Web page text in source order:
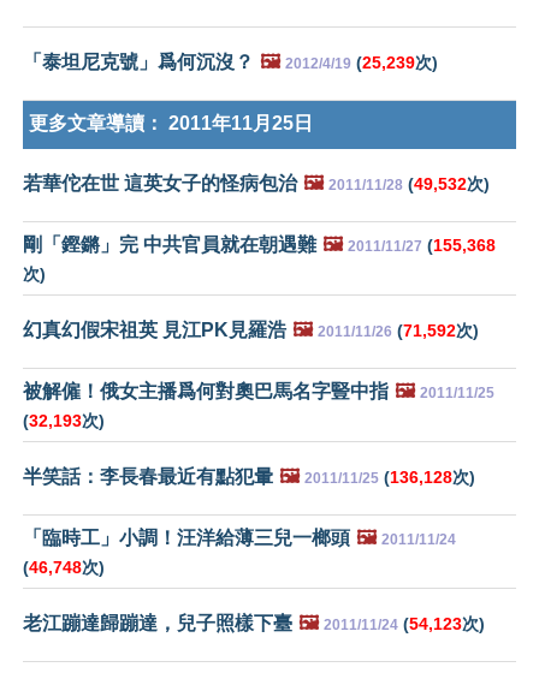
「泰坦尼克號」爲何沉沒？ 🖼️ 2012/4/19 (25,239次)
更多文章導讀： 2011年11月25日
若華佗在世 這英女子的怪病包治 🖼️ 2011/11/28 (49,532次)
剛「鏗鏘」完 中共官員就在朝遇難 🖼️ 2011/11/27 (155,368
次)
幻真幻假宋祖英 見江PK見羅浩 🖼️ 2011/11/26 (71,592次)
被解僱！俄女主播爲何對奧巴馬名字豎中指 🖼️ 2011/11/25
(32,193次)
半笑話：李長春最近有點犯暈 🖼️ 2011/11/25 (136,128次)
「臨時工」小調！汪洋給薄三兒一榔頭 🖼️ 2011/11/24
(46,748次)
老江蹦達歸蹦達，兒子照樣下臺 🖼️ 2011/11/24 (54,123次)